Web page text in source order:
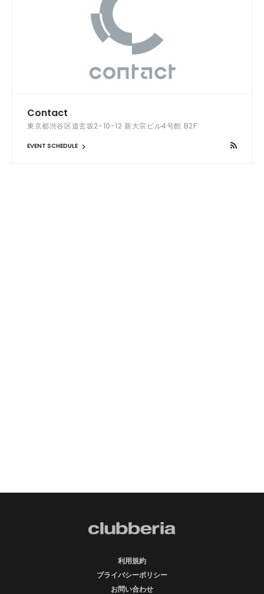
Contact
東京都渋谷区道玄坂2-10-12 新大宗ビル4号館 B2F
EVENT SCHEDULE
利用規約
プライバシーポリシー
お問い合わせ